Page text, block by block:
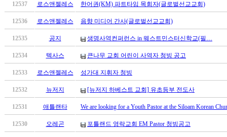
12537 로스앤젤레스 한어권(KM) 파트타임 목회자(글로벌선교교회)
12536 로스앤젤레스 음향 미디어 간사(글로벌선교교회)
12535 공지 생명사역컨퍼런스 in 웨스트민스터신학교(필…
12534 텍사스 큰나무 교회 어린이 사역자 청빙 공고
12533 로스앤젤레스 성가대 지휘자 청빙
12532 뉴저지 [뉴저지 하베스트 교회] 유초등부 전도사
12531 애틀랜타 We are looking for a Youth Pastor at the Siloam Korean
12530 오레곤 포틀랜드 영락교회 EM Pastor 청빙공고